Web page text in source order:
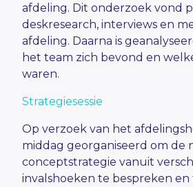
afdeling. Dit onderzoek vond
deskresearch, interviews en
afdeling. Daarna is
het team zich bevond en
waren.
Strategiesessie
Op verzoek van het
middag georganiseerd om de
conceptstrategie vanuit
invalshoeken te bespreken en